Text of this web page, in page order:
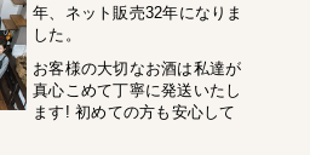
年、ネット販売32年になりま
した。
お客様の大切なお酒は私達が
真心こめて丁寧に発送いたし
ます! 初めての方も安心して